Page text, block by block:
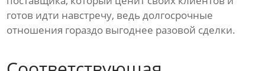
готов идти навстречу, ведь долгосрочные
отношения гораздо выгоднее разовой сделки.